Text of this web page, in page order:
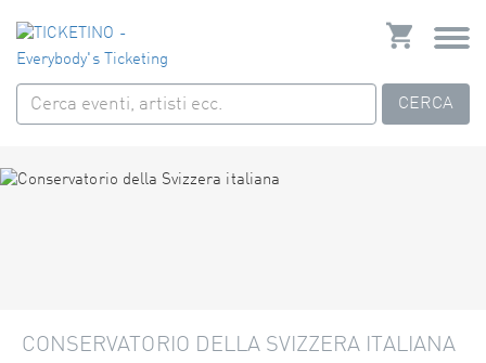
CERCA
CONSERVATORIO DELLA SVIZZERA ITALIANA